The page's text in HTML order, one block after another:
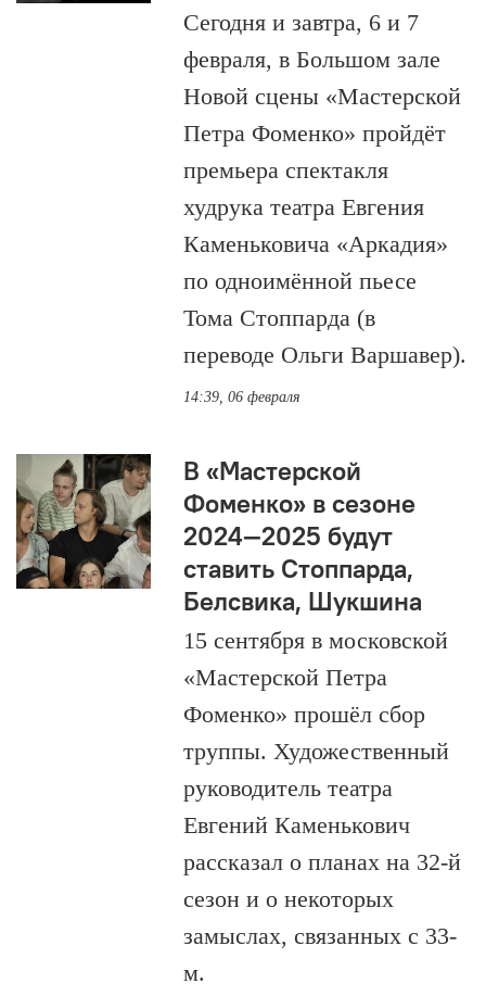
Сегодня и завтра, 6 и 7
февраля, в Большом зале
Новой сцены «Мастерской
Петра Фоменко» пройдёт
премьера спектакля
худрука театра Евгения
Каменьковича «Аркадия»
по одноимённой пьесе
Тома Стоппарда (в
переводе Ольги Варшавер).
14:39, 06 февраля
В «Мастерской
Фоменко» в сезоне
2024—2025 будут
ставить Стоппарда,
Белсвика, Шукшина
15 сентября в московской
«Мастерской Петра
Фоменко» прошёл сбор
труппы. Художественный
руководитель театра
Евгений Каменькович
рассказал о планах на 32-й
сезон и о некоторых
замыслах, связанных с 33-
м.